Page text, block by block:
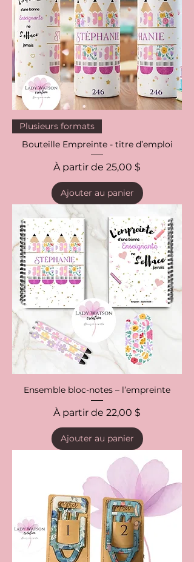
Plusieurs formats
Bouteille Empreinte - titre d’emploi
À partir de 25,00 $
Prix promotionnel
Ajouter au panier
Ensemble bloc-notes – l’empreinte
À partir de 22,00 $
Prix promotionnel
Ajouter au panier